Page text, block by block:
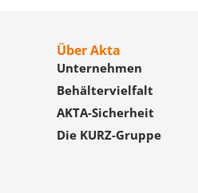
Über Akta
Unternehmen
Behältervielfalt
AKTA-Sicherheit
Die KURZ-Gruppe